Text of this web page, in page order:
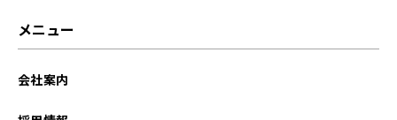
メニュー
会社案内